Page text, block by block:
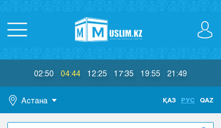
02:50 04:44 12:25 17:35 19:55 21:49
Астана
Астана
ҚАЗ РУС QAZ